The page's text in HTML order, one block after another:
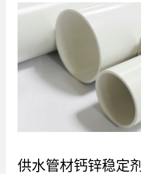
供水管材钙锌稳定剂